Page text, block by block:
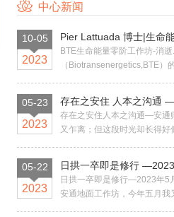
中心新闻
10-05
2023
Pier Lattuada 博士|生命
BTE生命能量零阶工作坊-消
（Biotransenergetics,BTE）
05-23
2023
存在之安住 人本之沟通
存在之安住人本之沟通—安通
又乍离；但这段时光却长得
05-22
2023
日拱一卒即是修行
日拱一卒即是修行—2023年5
安通地面工作坊，今年五月